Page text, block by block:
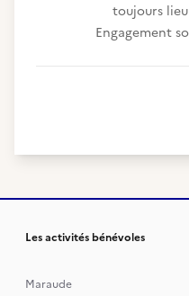
toujours
Engagement
Les activités bénévoles
Maraude